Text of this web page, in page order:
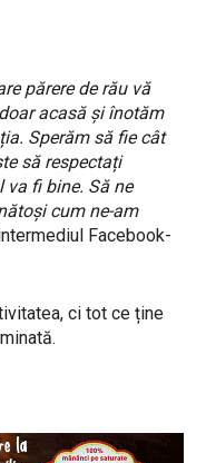
părere de rău vă
acasă și înotăm
Sperăm să fie cât
să respectați
fi bine. Să ne
cum ne-am
Facebook-
ci tot ce ține